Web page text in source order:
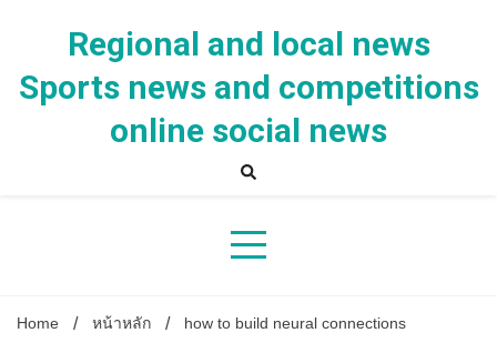
Regional and local news
Sports news and competitions
online social news
Home หน้าหลัก how to build neural connections